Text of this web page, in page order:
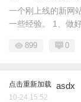
一个刚上线的新网
一些经验。 1、做
899 0
点击重新加载 asdx
10-24 15:52